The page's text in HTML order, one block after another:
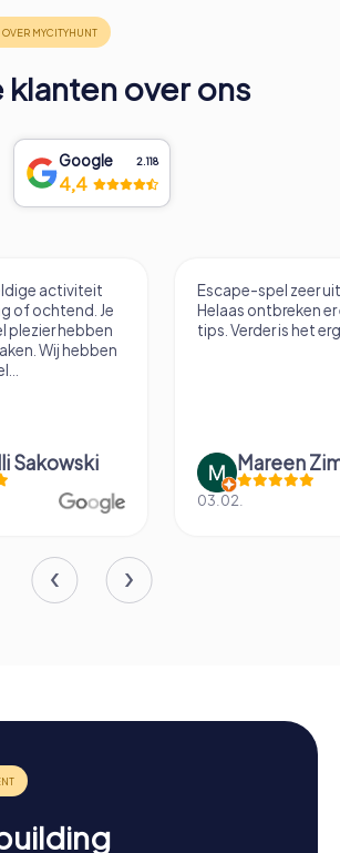
klanten over ons
Google 2.118
4,4
activiteit
of ochtend. Je
plezier hebben
Wij hebben
Sakowski
Escape-spel zeer
Helaas ontbreken er
tips. Verder is het
Mareen
03.02.